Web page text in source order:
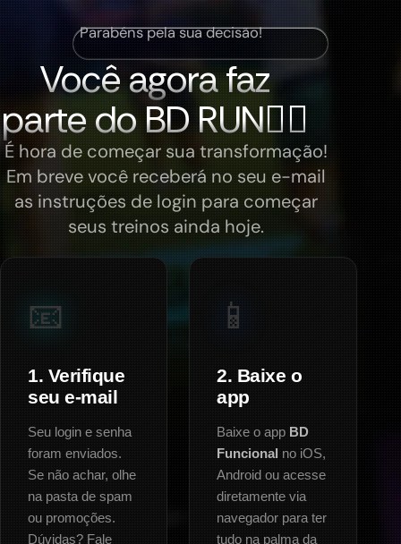
Parabéns pela sua decisão!
Você agora faz
parte do BD RUN🏃‍♂️
É hora de começar sua transformação!
Em breve você receberá no seu e-mail
as instruções de login para começar
seus treinos ainda hoje.
📧
1. Verifique
seu e-mail
Seu login e senha
foram enviados.
Se não achar, olhe
na pasta de spam
ou promoções.
Dúvidas? Fale
📱
2. Baixe o
app
Baixe o app BD
Funcional no iOS,
Android ou acesse
diretamente via
navegador para ter
tudo na palma da